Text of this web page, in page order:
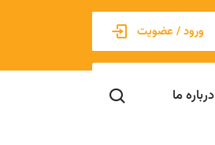
ورود / عضویت
درباره ما